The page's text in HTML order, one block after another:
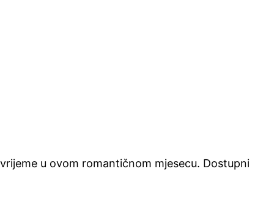
u ovom romantičnom mjesecu. Dostupni